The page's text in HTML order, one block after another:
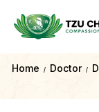
Home / Doctor /